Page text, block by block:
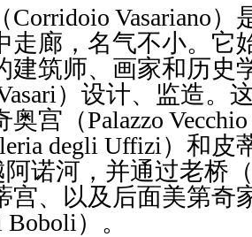
Corridoio Vasariano
走廊，名气不小。它
建筑师、画家和历史
）设计、监造。
奥宫（Palazzo
degli Uffizi）和皮
诺河，并通过老桥（
宫、以及后面美第奇
Boboli）。